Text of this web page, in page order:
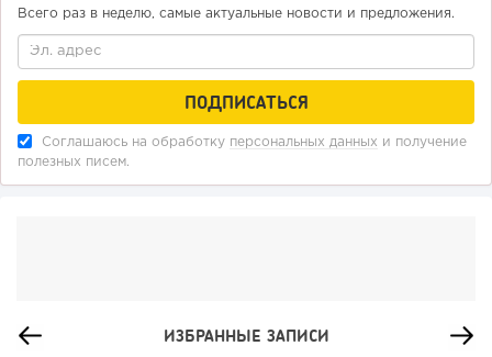
Всего раз в неделю, самые актуальные новости и предложения.
Соглашаюсь на обработку персональных данных и получение
полезных писем.
ИЗБРАННЫЕ ЗАПИСИ